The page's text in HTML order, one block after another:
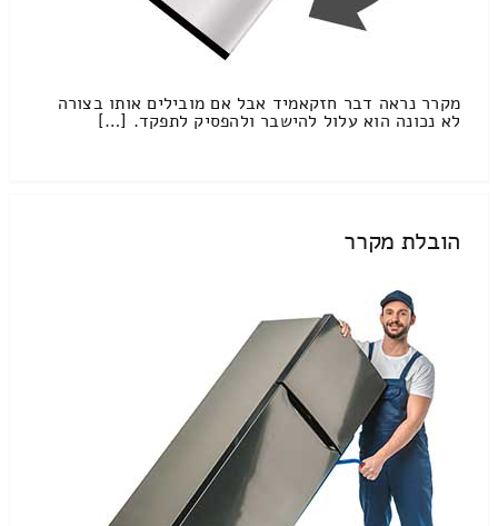
מקרר נראה דבר חזקאמיד אבל אם מובילים אותו בצורה
לא נכונה הוא עלול להישבר ולהפסיק לתפקד. […]
הובלת מקרר